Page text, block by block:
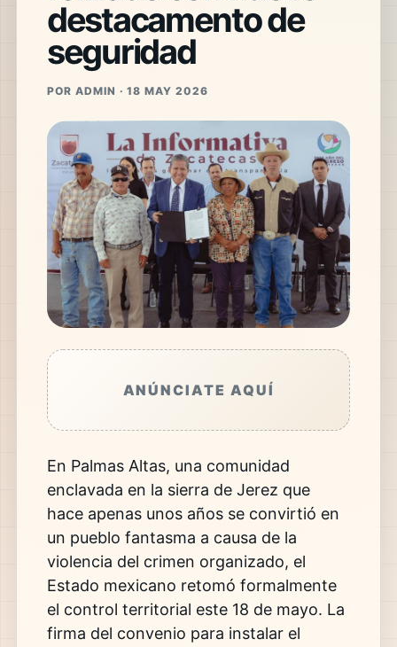
destacamento de
seguridad
POR ADMIN · 18 MAY 2026
ANÚNCIATE AQUÍ
En Palmas Altas, una comunidad
enclavada en la sierra de Jerez que
hace apenas unos años se convirtió en
un pueblo fantasma a causa de la
violencia del crimen organizado, el
Estado mexicano retomó formalmente
el control territorial este 18 de mayo. La
firma del convenio para instalar el